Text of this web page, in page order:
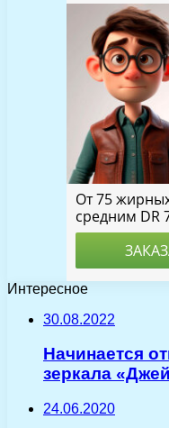
Интересное
30.08.2022
Начинается
зеркала
24.06.2020